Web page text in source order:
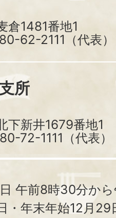
倉1481番地1
62-2111（代表）
所
下新井1679番地1
72-1111（代表）
午前8時30分か
・年末年始12月